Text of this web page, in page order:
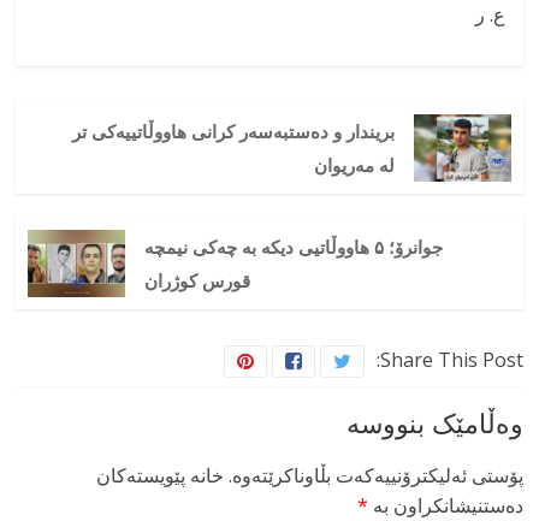
ع. ر
بریندار و دەستبەسەر کرانی هاووڵاتییەکی تر
لە مەریوان
جوانرۆ؛ ۵ هاووڵاتیی دیکە بە چەکی نیمچە
قورس کوژران
Share This Post:
وەڵامێک بنووسە
پۆستی ئەلیکترۆنییەکەت بڵاوناکرێتەوە. خانە پێویستەکان
دەستنیشانکراون بە *